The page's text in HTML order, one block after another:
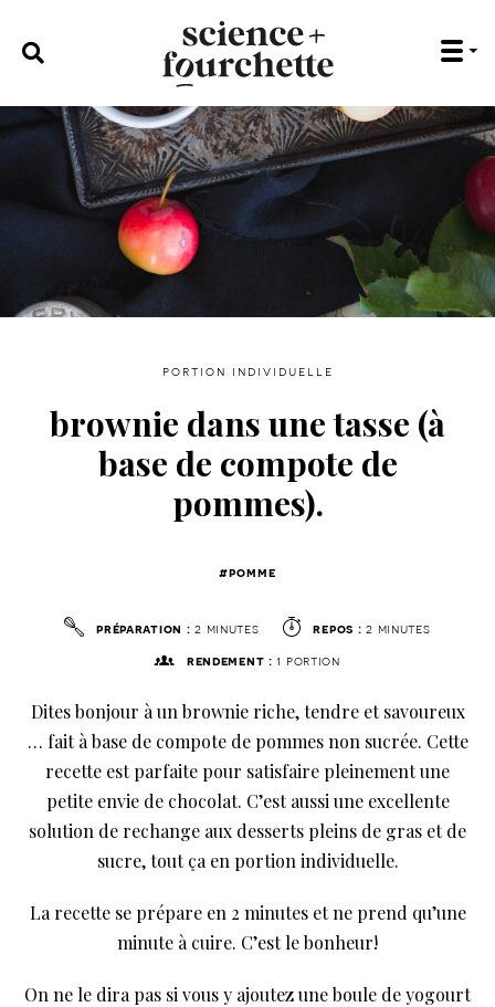
rechercher :
portion individuelle
brownie dans une tasse (à
base de compote de
pommes).
#pomme
préparation : 2 minutes repos : 2 minutes
rendement : 1 portion
Dites bonjour à un brownie riche, tendre et savoureux
… fait à base de compote de pommes non sucrée. Cette
recette est parfaite pour satisfaire pleinement une
petite envie de chocolat. C’est aussi une excellente
solution de rechange aux desserts pleins de gras et de
sucre, tout ça en portion individuelle.
La recette se prépare en 2 minutes et ne prend qu’une
minute à cuire. C’est le bonheur!
On ne le dira pas si vous y ajoutez une boule de yogourt